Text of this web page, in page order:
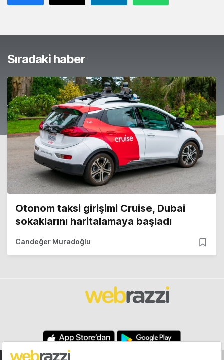
Sıradaki haber
Otonom taksi girişimi Cruise, Dubai
sokaklarını haritalamaya başladı
Candeğer Muradoğlu